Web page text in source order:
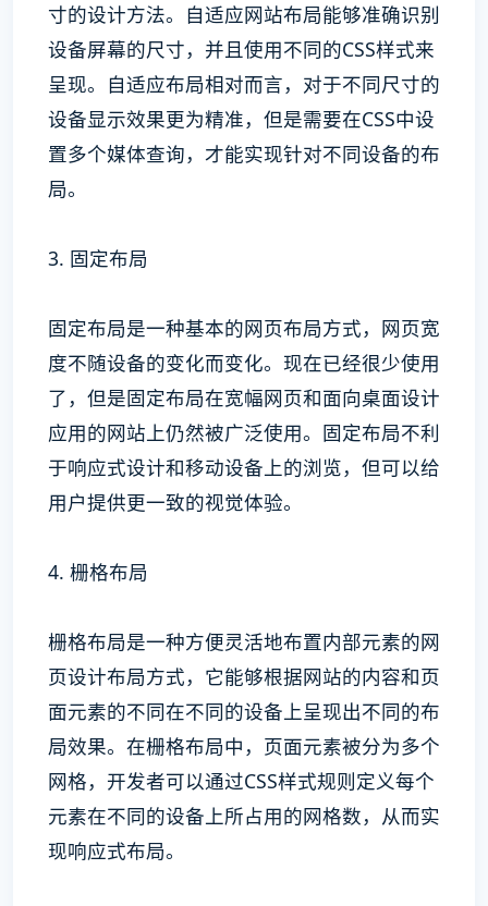
寸的设计方法。自适应网站布局能够准确识别
设备屏幕的尺寸，并且使用不同的CSS样式来
呈现。自适应布局相对而言，对于不同尺寸的
设备显示效果更为精准，但是需要在CSS中设
置多个媒体查询，才能实现针对不同设备的布
局。
3. 固定布局
固定布局是一种基本的网页布局方式，网页宽
度不随设备的变化而变化。现在已经很少使用
了，但是固定布局在宽幅网页和面向桌面设计
应用的网站上仍然被广泛使用。固定布局不利
于响应式设计和移动设备上的浏览，但可以给
用户提供更一致的视觉体验。
4. 栅格布局
栅格布局是一种方便灵活地布置内部元素的网
页设计布局方式，它能够根据网站的内容和页
面元素的不同在不同的设备上呈现出不同的布
局效果。在栅格布局中，页面元素被分为多个
网格，开发者可以通过CSS样式规则定义每个
元素在不同的设备上所占用的网格数，从而实
现响应式布局。